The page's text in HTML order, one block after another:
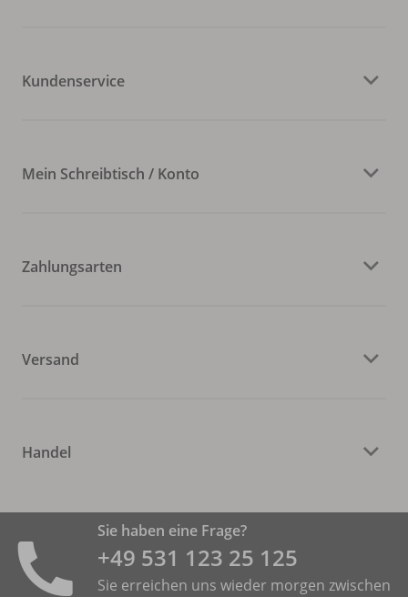
Kundenservice
Mein Schreibtisch / Konto
Zahlungsarten
Versand
Handel
Sie haben eine Frage?
+49 531 ­123 25 125
Sie erreichen uns wieder morgen zwischen